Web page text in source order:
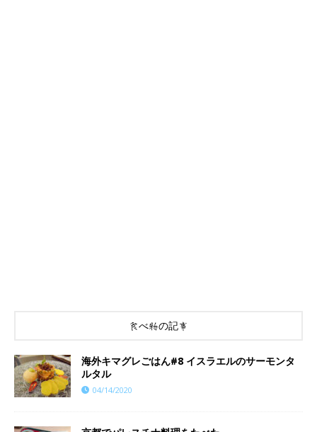
食べ物の記事
海外キマグレごはん#8 イスラエルのサーモンタ
ルタル
04/14/2020